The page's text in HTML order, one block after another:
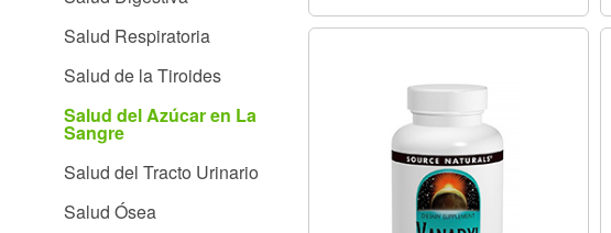
Salud Respiratoria
Salud de la Tiroides
Salud del Azúcar en La
Sangre
Salud del Tracto Urinario
Salud Ósea